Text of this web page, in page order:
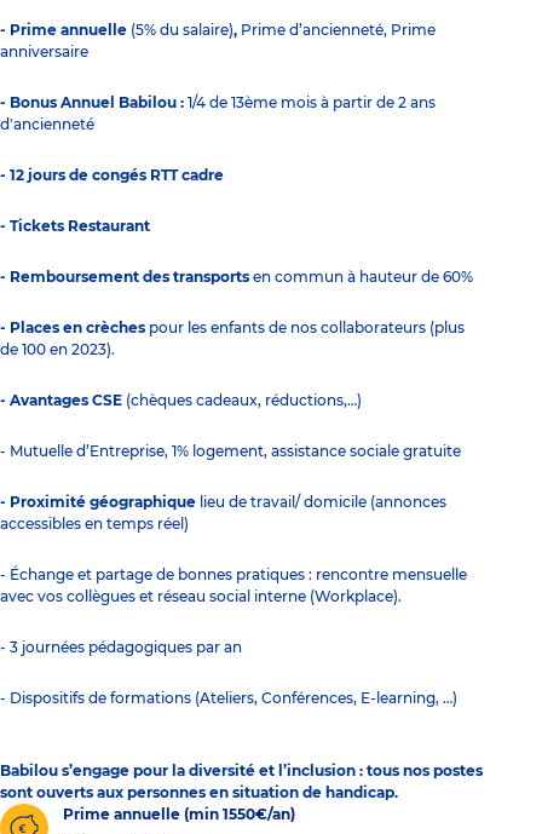
- Prime annuelle (5% du salaire), Prime d’ancienneté, Prime
anniversaire
- Bonus Annuel Babilou : 1/4 de 13ème mois à partir de 2 ans
d'ancienneté
- 12 jours de congés RTT cadre
- Tickets Restaurant
- Remboursement des transports en commun à hauteur de 60%
- Places en crèches pour les enfants de nos collaborateurs (plus
de 100 en 2023).
- Avantages CSE (chèques cadeaux, réductions,…)
- Mutuelle d’Entreprise, 1% logement, assistance sociale gratuite
- Proximité géographique lieu de travail/ domicile (annonces
accessibles en temps réel)
- Échange et partage de bonnes pratiques : rencontre mensuelle
avec vos collègues et réseau social interne (Workplace).
- 3 journées pédagogiques par an
- Dispositifs de formations (Ateliers, Conférences, E-learning, …)
Babilou s’engage pour la diversité et l’inclusion : tous nos postes
sont ouverts aux personnes en situation de handicap.
Prime annuelle (min 1550€/an)